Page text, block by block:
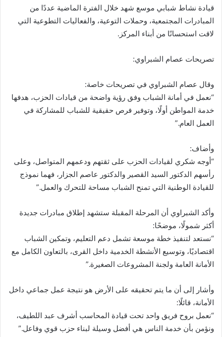
قيادة نشاط شبابي موسع شهد خلال الفترة الماضية عددًا من
المبادرات المجتمعية، وحملات التوعية، والفعاليات التطوعية التي
لاقت استحسانًا من أبناء المركز.
تصريحات عصام الشبراوي:
وقال عصام الشبراوي في تصريحات خاصة:
“نعمل في أمانة الشباب وفق رؤية واضحة من قيادات الحزب، هدفها
خدمة المواطن أولًا، وتوفير فرص حقيقية للشباب للمشاركة في
العمل العام.”
وأضاف:
“أوجه شكري لقيادات الحزب على ثقتهم ودعمهم المتواصل، وعلى
رأسهم الدكتور السيد القصير والدكتور عاصم الجزار، فهما نموذج
للقيادة الوطنية التي تمنح الشباب مساحة للتحرك والعمل.”
وأكد الشبراوي أن المرحلة المقبلة ستشهد إطلاق مبادرات جديدة
أكثر شمولًا، موضحًا:
“نستعد لتنفيذ خطة موسعة تشمل دعم التعليم، وتمكين الشباب
اقتصاديًا، وتوسيع الأنشطة الخدمية داخل القرى، بالتعاون الكامل مع
الأمانة العامة ولجنة المشروعات الصغيرة.”
وأشار إلى أن ما يتم تحقيقه على الأرض هو نتيجة عمل جماعي داخل
الأمانة، قائلًا:
“نعمل بروح فريق واحد تحت قيادة المحاسب أشرف عبد اللطيف،
ونؤمن بأن خدمة الناس هي أفضل وسيلة لبناء حزب قوي وفاعل.”